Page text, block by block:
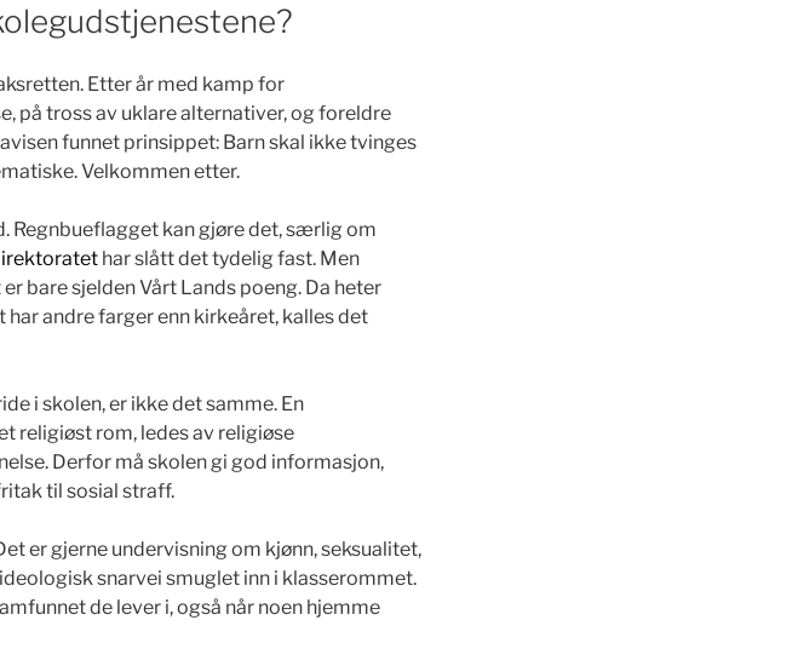
Etter år med kamp for
på tross av uklare alternativer, og foreldre
funnet prinsippet: Barn skal ikke tvinges
Velkommen etter.
Regnbueflagget kan gjøre det, særlig om
har slått det tydelig fast. Men
bare sjelden Vårt Lands poeng. Da heter
har andre farger enn kirkeåret, kalles det
i skolen, er ikke det samme. En
religiøst rom, ledes av religiøse
Derfor må skolen gi god informasjon,
til sosial straff.
er gjerne undervisning om kjønn, seksualitet,
snarvei smuglet inn i klasserommet.
de lever i, også når noen hjemme